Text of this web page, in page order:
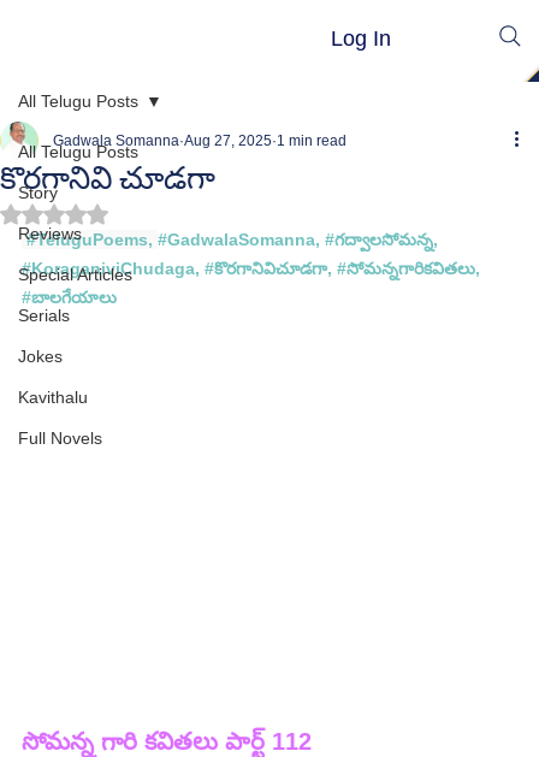
Log In
All Telugu Posts
Story
Reviews
Special Articles
Serials
Jokes
Kavithalu
Full Novels
All Telugu Posts
కొరగానివి చూడగా
Gadwala Somanna Aug 27, 2025 1 min read
Rated NaN out of 5 stars.
#TeluguPoems, #GadwalaSomanna, #గద్వాలసోమన్న,
#KoraganiviChudaga, #కొరగానివిచూడగా, #సోమన్నగారికవితలు,
#బాలగేయాలు
సోమన్న గారి కవితలు పార్ట్ 112